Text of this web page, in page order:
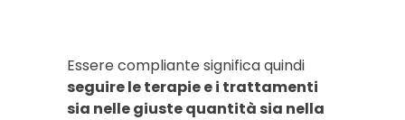
Essere compliante significa quindi
seguire le terapie e i trattamenti
sia nelle giuste quantità sia nella